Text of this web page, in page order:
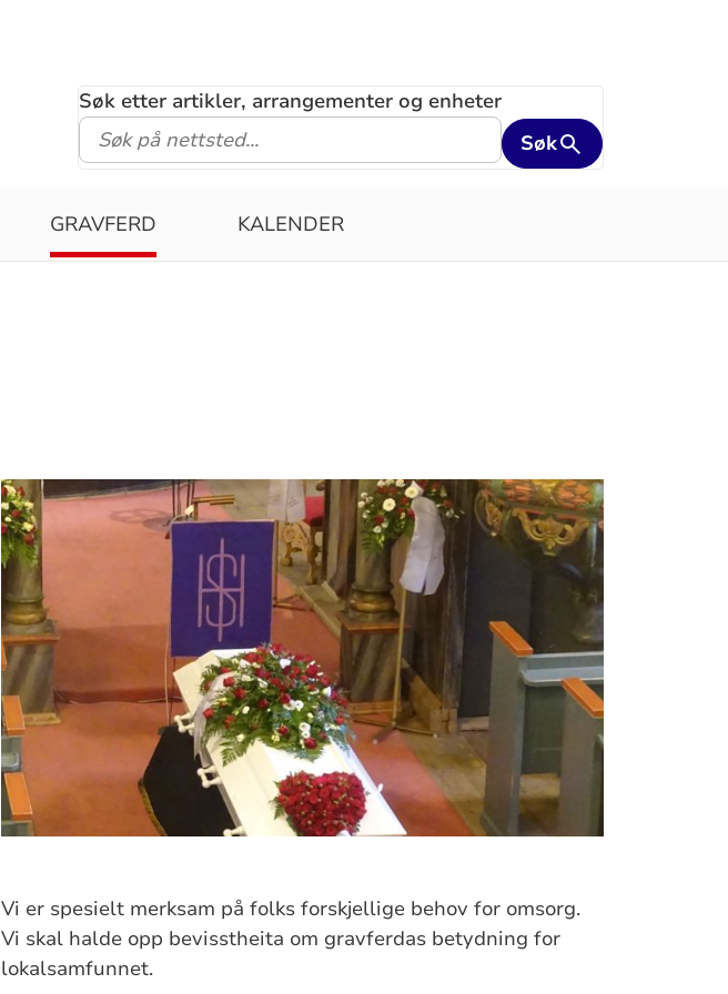
Søk etter artikler, arrangementer og enheter
Søk
GRAVFERD KALENDER
Vi er spesielt merksam på folks forskjellige behov for omsorg.
Vi skal halde opp bevisstheita om gravferdas betydning for
lokalsamfunnet.